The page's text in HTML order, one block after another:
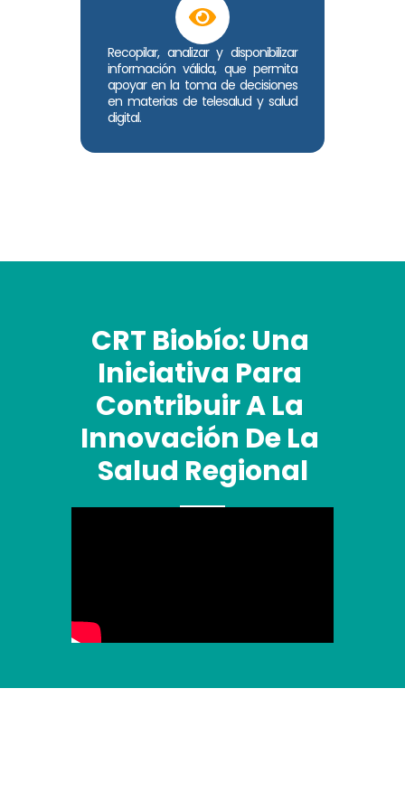
Recopilar, analizar y disponibilizar
información válida, que permita
apoyar en la toma de decisiones
en materias de telesalud y salud
digital.
CRT Biobío: Una
Iniciativa Para
Contribuir A La
Innovación De La
Salud Regional